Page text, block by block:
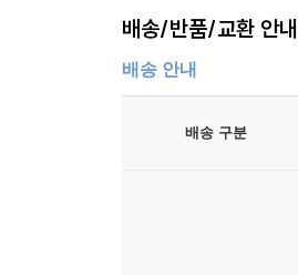
배송/반품/교환 안내
배송 안내
배송 구분